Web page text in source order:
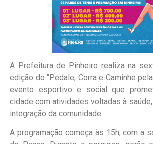
A Prefeitura de Pinheiro realiza na
edição do “Pedale, Corra e Caminhe
evento esportivo e social que
cidade com atividades voltadas à
integração da comunidade.
A programação começa às 15h, com a